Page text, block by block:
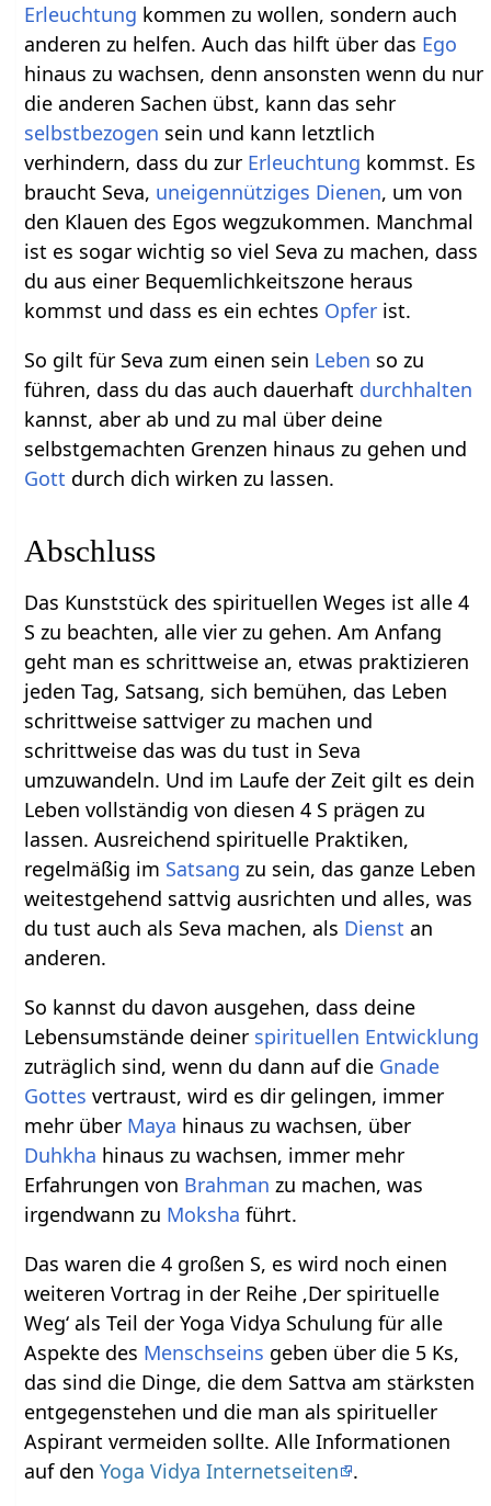
Erleuchtung kommen zu wollen, sondern auch
anderen zu helfen. Auch das hilft über das Ego
hinaus zu wachsen, denn ansonsten wenn du nur
die anderen Sachen übst, kann das sehr
selbstbezogen sein und kann letztlich
verhindern, dass du zur Erleuchtung kommst. Es
braucht Seva, uneigennütziges Dienen, um von
den Klauen des Egos wegzukommen. Manchmal
ist es sogar wichtig so viel Seva zu machen, dass
du aus einer Bequemlichkeitszone heraus
kommst und dass es ein echtes Opfer ist.
So gilt für Seva zum einen sein Leben so zu
führen, dass du das auch dauerhaft durchhalten
kannst, aber ab und zu mal über deine
selbstgemachten Grenzen hinaus zu gehen und
Gott durch dich wirken zu lassen.
Abschluss
Das Kunststück des spirituellen Weges ist alle 4
S zu beachten, alle vier zu gehen. Am Anfang
geht man es schrittweise an, etwas praktizieren
jeden Tag, Satsang, sich bemühen, das Leben
schrittweise sattviger zu machen und
schrittweise das was du tust in Seva
umzuwandeln. Und im Laufe der Zeit gilt es dein
Leben vollständig von diesen 4 S prägen zu
lassen. Ausreichend spirituelle Praktiken,
regelmäßig im Satsang zu sein, das ganze Leben
weitestgehend sattvig ausrichten und alles, was
du tust auch als Seva machen, als Dienst an
anderen.
So kannst du davon ausgehen, dass deine
Lebensumstände deiner spirituellen Entwicklung
zuträglich sind, wenn du dann auf die Gnade
Gottes vertraust, wird es dir gelingen, immer
mehr über Maya hinaus zu wachsen, über
Duhkha hinaus zu wachsen, immer mehr
Erfahrungen von Brahman zu machen, was
irgendwann zu Moksha führt.
Das waren die 4 großen S, es wird noch einen
weiteren Vortrag in der Reihe ‚Der spirituelle
Weg‘ als Teil der Yoga Vidya Schulung für alle
Aspekte des Menschseins geben über die 5 Ks,
das sind die Dinge, die dem Sattva am stärksten
entgegenstehen und die man als spiritueller
Aspirant vermeiden sollte. Alle Informationen
auf denYoga Vidya Internetseiten .